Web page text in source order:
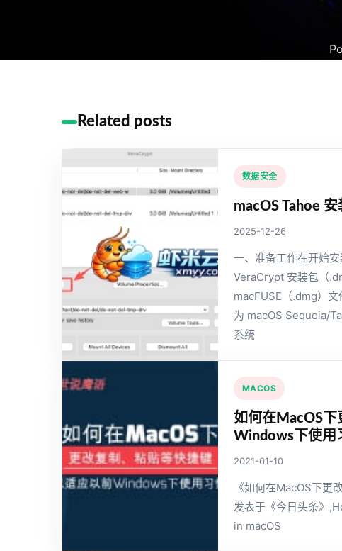
Related posts
数据安全
macOS Tahoe
2025-12-26
一、准备工作在开始
VeraCrypt 安装包（
macFUSE（.dmg）
为 macOS Sequoia/
系统
MACOS
如何在MacOS
Windows下使用
2021-01-10
《如何在MacOS下更
发表于《今日头条》
in macOS